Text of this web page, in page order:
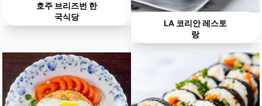
호주 브리즈번 한
국식당
LA 코리안 레스토
랑